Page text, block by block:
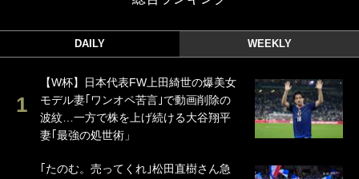
DAILY WEEKLY
【W杯】日本代表FW上田綺世の爆美女
モデル妻｢ワンオペ苦言｣で動画削除の
波紋…一方で株を上げ続ける大谷翔平
妻｢最強の処世術」
｢たのむ。売ってくれ｣松田直樹さん急